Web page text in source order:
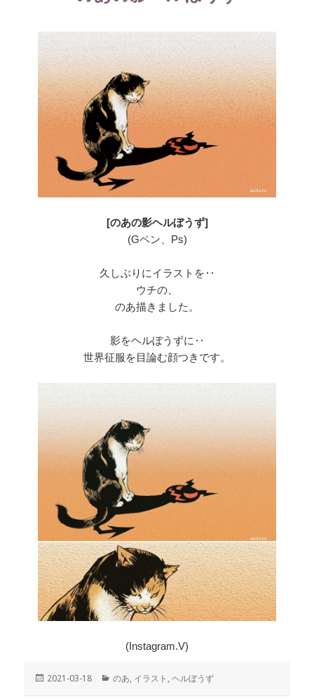
[のあの影ヘルぼうず]
(Gペン、Ps)
久しぶりにイラストを‥
ウチの、
のあ描きました。
影をヘルぼうずに‥
世界征服を目論む顔つきです。
(Instagram.V)
投
2021-03-18
カ
のあ, イラスト ,ヘルぼうず